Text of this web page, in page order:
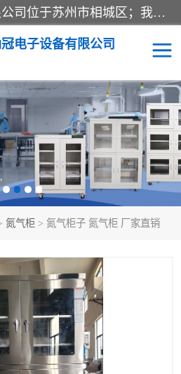
苏州纳冠电子设备有限公司位于苏州市相城区；我司依托国外先进技术结合国内用户的需求，为客户提供具有WMS功能的超低湿快速除湿电子防潮，压缩空气连续干燥柜、智能物料管理氮气储物柜、自制氮氮气柜、防潮氮气组合柜、不锈钢洁净氮气柜、洁净储物柜、石墨舟柜、亮灯导引丝网板存储柜、PCB柔性板气密干燥柜等
电子设备有限公司
氮气柜 > 氮气柜子 氮气柜 厂家直销
氮气柜
干燥箱